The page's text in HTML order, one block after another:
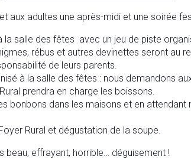
aux adultes une après-midi et une soirée
salle des fêtes avec un jeu de piste
rébus et autres devinettes seront au
de leurs parents.
à la salle des fêtes : nous demandons
prendra en charge les boissons.
bonbons dans les maisons et en
Rural et dégustation de la soupe.
beau, effrayant, horrible… déguisement !